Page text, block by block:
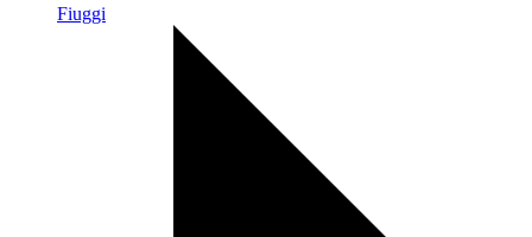
Fiuggi